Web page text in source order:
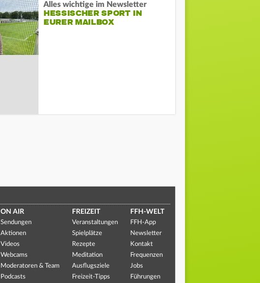
Alles wichtige im Newsletter
HESSISCHER SPORT IN
EURER MAILBOX
ON AIR
Sendungen
Aktionen
Videos
Webcams
Moderatoren & Team
Podcasts
FREIZEIT
Veranstaltungen
Spielplätze
Rezepte
Meditation
Ausflugsziele
Freizeit-Tipps
FFH-WELT
FFH-App
Newsletter
Kontakt
Frequenzen
Jobs
Führungen